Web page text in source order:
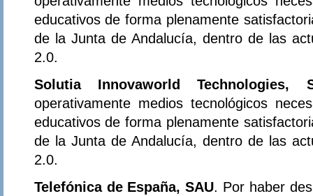
educativos de forma plenamente
de la Junta de Andalucía, dentro de las
2.0.
Solutia Innovaworld Technologies,
operativamente medios tecnológicos
educativos de forma plenamente
de la Junta de Andalucía, dentro de las
2.0.
Telefónica de España, SAU. Por haber